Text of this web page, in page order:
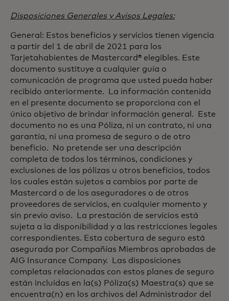
Disposiciones Generales y Avisos Legales:
General: Estos beneficios y servicios tienen vigencia
a partir del 1 de abril de 2021 para los
Tarjetahabientes de Mastercard® elegibles. Este
documento sustituye a cualquier guía o
comunicación de programa que usted pueda haber
recibido anteriormente. La información contenida
en el presente documento se proporciona con el
único objetivo de brindar información general. Este
documento no es una Póliza, ni un contrato, ni una
garantía, ni una promesa de seguro o de otro
beneficio. No pretende ser una descripción
completa de todos los términos, condiciones y
exclusiones de las pólizas u otros beneficios, todos
los cuales están sujetos a cambios por parte de
Mastercard o de los aseguradores o de otros
proveedores de servicios, en cualquier momento y
sin previo aviso. La prestación de servicios está
sujeta a la disponibilidad y a las restricciones legales
correspondientes. Esta cobertura de seguro está
asegurada por Compañías Miembros aprobadas de
AIG Insurance Company. Las disposiciones
completas relacionadas con estos planes de seguro
están incluidas en la(s) Póliza(s) Maestra(s) que se
encuentra(n) en los archivos del Administrador del